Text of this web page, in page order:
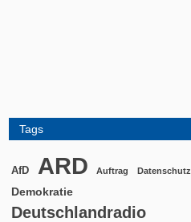
Tags
AfD ARD Auftrag Datenschutz
Demokratie
Deutschlandradio